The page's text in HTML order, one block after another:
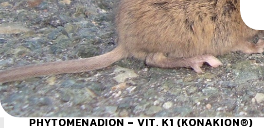
PHYTOMENADION – VIT. K1 (KONAKION®)